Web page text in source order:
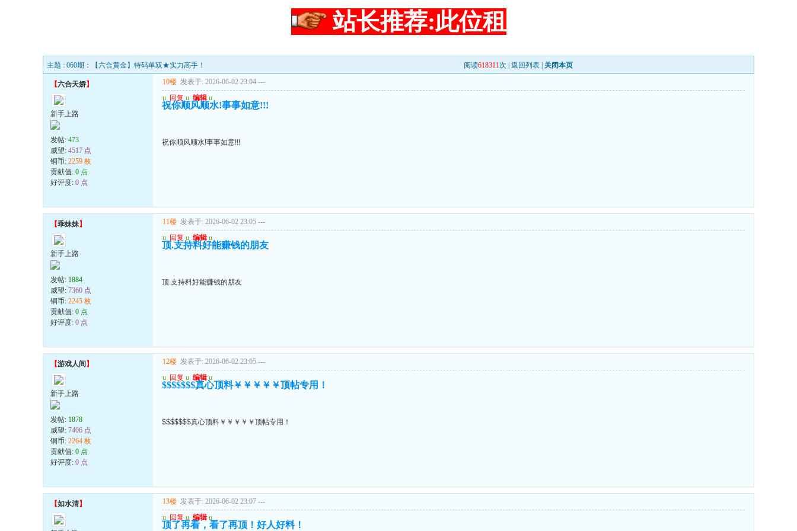
站长推荐:此位租
主题 : 060期：【六合黄金】特码单双★实力高手！ 阅读618311次 | 返回列表 关闭本页
【六合天娇】
新手上路
发帖: 473
威望: 4517 点
铜币: 2259 枚
贡献值: 0 点
好评度: 0 点
10楼 发表于: 2026-06-02 23:04 ---
u 回复 u 编辑 u
祝你顺风顺水!事事如意!!!
祝你顺风顺水!事事如意!!!
【乖妹妹】
新手上路
发帖: 1884
威望: 7360 点
铜币: 2245 枚
贡献值: 0 点
好评度: 0 点
11楼 发表于: 2026-06-02 23:05 ---
u 回复 u 编辑 u
顶.支持料好能赚钱的朋友
顶.支持料好能赚钱的朋友
【游戏人间 】
新手上路
发帖: 1878
威望: 7406 点
铜币: 2264 枚
贡献值: 0 点
好评度: 0 点
12楼 发表于: 2026-06-02 23:05 ---
u 回复 u 编辑 u
$$$$$$$真心顶料￥￥￥￥￥顶帖专用！
$$$$$$$真心顶料￥￥￥￥￥顶帖专用！
【如水清】 13楼 发表于: 2026-06-02 23:07 ---
u 回复 u 编辑 u
顶了再看，看了再顶！好人好料！